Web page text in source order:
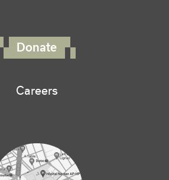
Donate
Careers